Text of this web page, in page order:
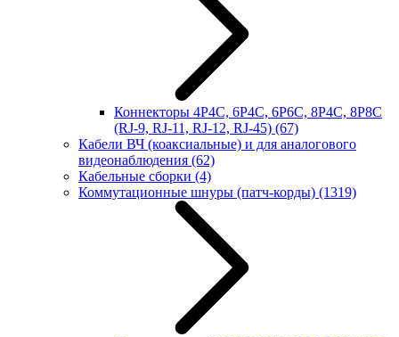
Коннекторы 4P4C, 6P4C, 6P6C, 8P4C, 8P8C
(RJ-9, RJ-11, RJ-12, RJ-45) (67)
Кабели ВЧ (коаксиальные) и для аналогового
видеонаблюдения (62)
Кабельные сборки (4)
Коммутационные шнуры (патч-корды) (1319)